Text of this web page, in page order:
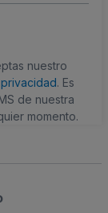
nuestro
. Es
de nuestra
momento.